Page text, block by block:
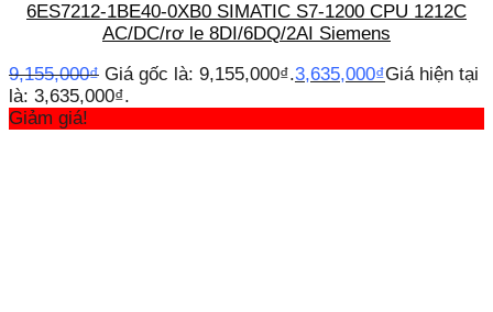
6ES7212-1BE40-0XB0 SIMATIC S7-1200 CPU 1212C
AC/DC/rơ le 8DI/6DQ/2AI Siemens
9,155,000₫ Giá gốc là: 9,155,000₫.3,635,000₫Giá hiện tại
là: 3,635,000₫.
Giảm giá!